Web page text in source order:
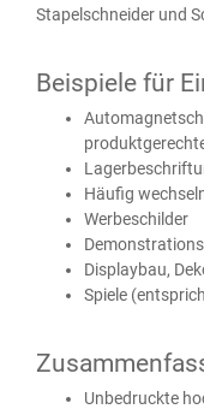
Stapelschneider und
Beispiele für
Häufig
Werbeschilder
Displaybau,
Spiele
Unbedruckte